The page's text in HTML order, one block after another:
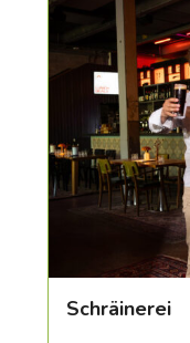
Schräinerei